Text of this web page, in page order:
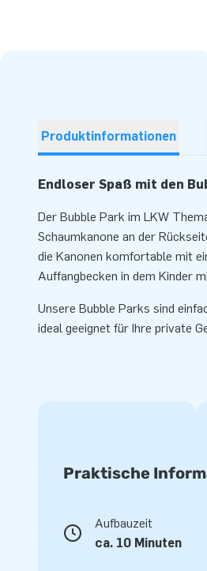
Produktinformationen
Endloser Spaß mit den
Der Bubble Park im LKW
Schaumkanone an der
die Kanonen komfortable mit
Auffangbecken in dem Kinder
Unsere Bubble Parks sind
ideal geeignet für Ihre private
Praktische
Aufbauzeit
ca. 10 Minuten